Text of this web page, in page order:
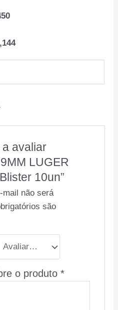
avaliar
LUGER
10un”
mail não será
são
o produto *